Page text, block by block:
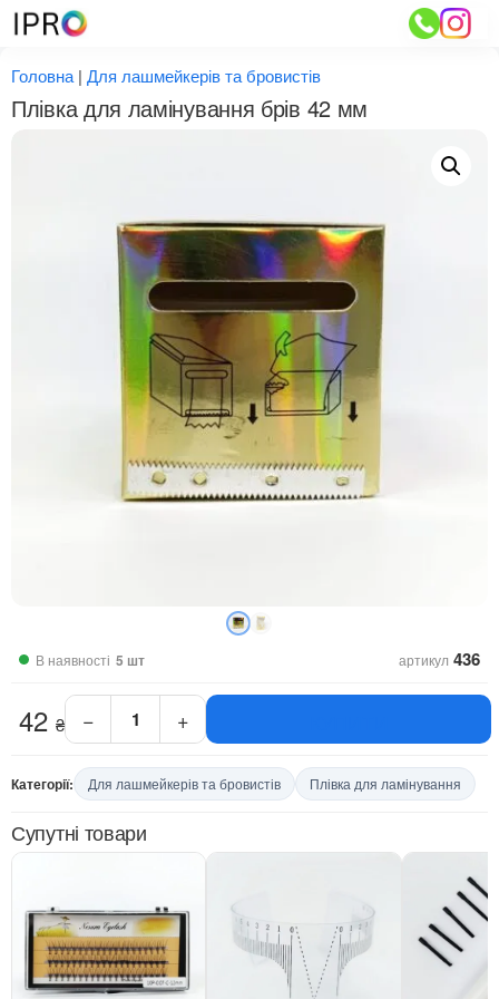
Перейти
до
Головна | Для лашмейкерів та бровистів
Плівка для ламінування брів 42 мм
В наявності 5 шт артикул 436
42 ₴ −
Плівка
ламінування
брів
мм
+
Категорії: Для лашмейкерів та бровистів Плівка для ламінування
Супутні товари